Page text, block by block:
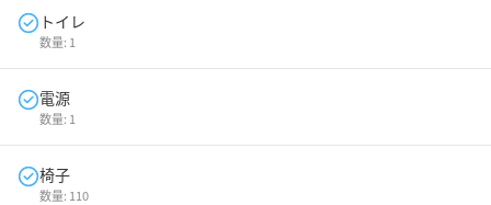
トイレ
数量: 1
電源
数量: 1
椅子
数量: 110